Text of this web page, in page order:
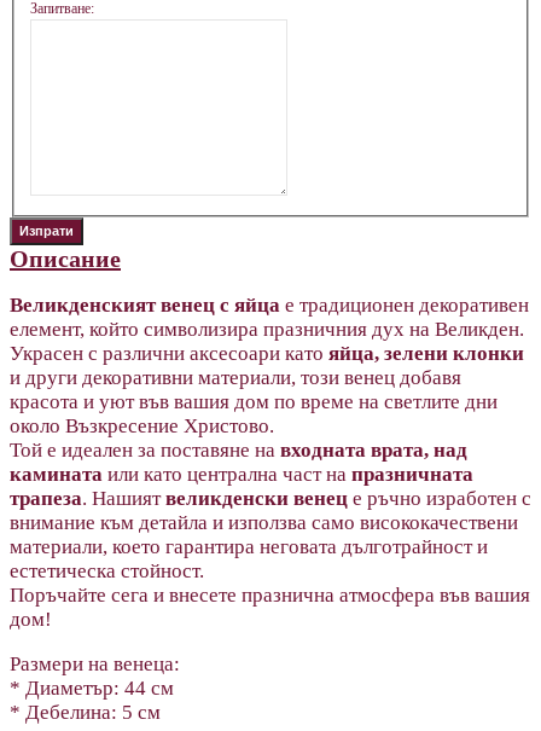
Запитване:
Описание
Великденският венец с яйца е традиционен декоративен
елемент, който символизира празничния дух на Великден.
Украсен с различни аксесоари като яйца, зелени клонки
и други декоративни материали, този венец добавя
красота и уют във вашия дом по време на светлите дни
около Възкресение Христово.
Той е идеален за поставяне на входната врата, над
камината или като централна част на празничната
трапеза. Нашиятвеликденски венец е ръчно изработен с
внимание към детайла и използва само висококачествени
материали, което гарантира неговата дълготрайност и
естетическа стойност.
Поръчайте сега и внесете празнична атмосфера във вашия
дом!
Размери на венеца:
* Диаметър: 44 cм
* Дебелина: 5 см